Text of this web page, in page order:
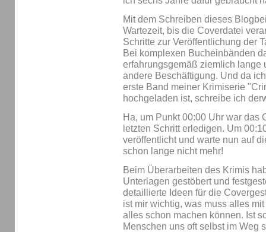
Mit dem Schreiben dieses
Wartezeit, bis die Coverdatei
Schritte zur Veröffentlichung der
Bei komplexen Bucheinbänden
erfahrungsgemäß ziemlich lange
andere Beschäftigung. Und da
erste Band meiner Krimiserie
hochgeladen ist, schreibe ich
Ha, um Punkt 00:00 Uhr war das
letzten Schritt erledigen. Um
veröffentlicht und warte nun auf
schon lange nicht mehr!
Beim Überarbeiten des Krimis
Unterlagen gestöbert und
detaillierte Ideen für die
ist mir wichtig, was muss alles
alles schon machen können. Ist
Menschen uns oft selbst im Weg